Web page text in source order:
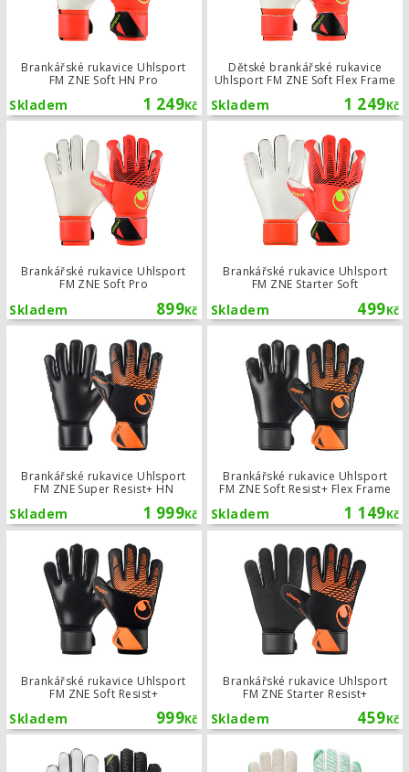
Brankářské rukavice Uhlsport
FM ZNE Soft HN Pro
1 249Kč
Skladem
Dětské brankářské rukavice
Uhlsport FM ZNE Soft Flex Frame
1 249Kč
Skladem
Brankářské rukavice Uhlsport
FM ZNE Soft Pro
899Kč
Skladem
Brankářské rukavice Uhlsport
FM ZNE Starter Soft
499Kč
Skladem
Brankářské rukavice Uhlsport
FM ZNE Super Resist+ HN
1 999Kč
Skladem
Brankářské rukavice Uhlsport
FM ZNE Soft Resist+ Flex Frame
1 149Kč
Skladem
Brankářské rukavice Uhlsport
FM ZNE Soft Resist+
999Kč
Skladem
Brankářské rukavice Uhlsport
FM ZNE Starter Resist+
459Kč
Skladem